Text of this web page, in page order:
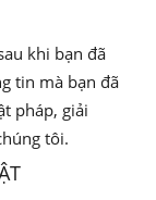
khi bạn đã
tin mà bạn đã
pháp, giải
tôi.